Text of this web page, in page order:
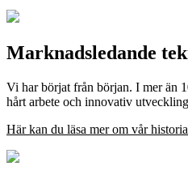
Marknadsledande
Vi har börjat från början. I mer än
hårt arbete och innovativ
Här kan du läsa mer om vår